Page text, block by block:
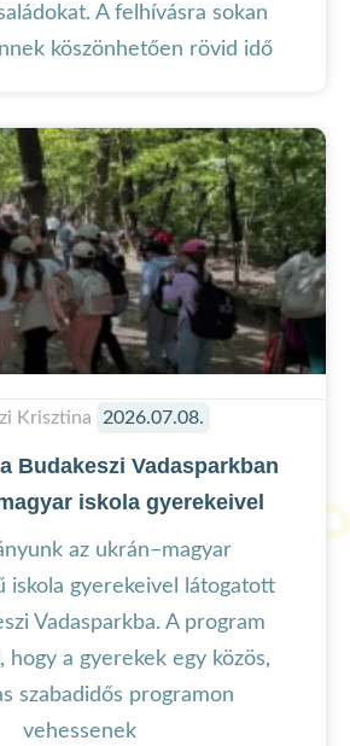
A felhívásra sokan
köszönhetően rövid idő
Budakeszi Vadasparkban
iskola gyerekeivel
az ukrán–magyar
iskola gyerekeivel látogatott
Vadasparkba. A program
hogy a gyerekek egy közös,
szabadidős programon
vehessenek
Krisztina 2026.07.08.